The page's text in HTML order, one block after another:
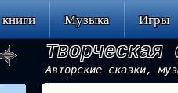
Творческая
Авторские сказки,
Музыка Игры